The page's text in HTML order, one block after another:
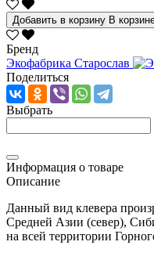
Добавить в корзину В
Бренд
Экофабрика Старослав
Поделиться
Выбрать
Информация о товаре
Описание
Данный вид клевера
Средней Азии (север),
на всей территории